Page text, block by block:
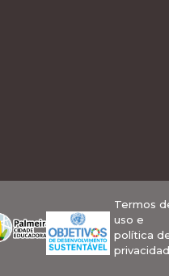
Termos
uso e
política